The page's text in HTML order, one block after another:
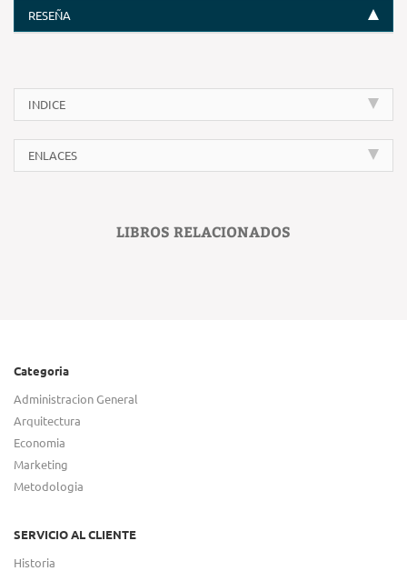
RESEÑA
INDICE
ENLACES
LIBROS RELACIONADOS
Categoria
Administracion General
Arquitectura
Economia
Marketing
Metodologia
SERVICIO AL CLIENTE
Historia